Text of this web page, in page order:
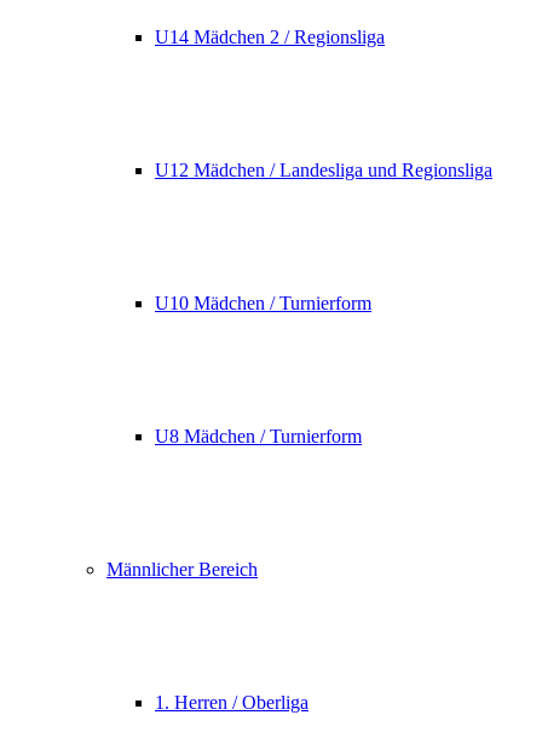
U14 Mädchen 2 / Regionsliga
U12 Mädchen / Landesliga und Regionsliga
U10 Mädchen / Turnierform
U8 Mädchen / Turnierform
Männlicher Bereich
1. Herren / Oberliga